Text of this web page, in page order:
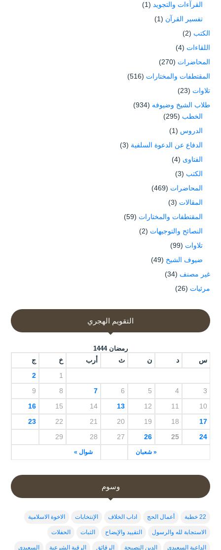
القرآءات والتجويد (1)
تفسير القرآن (1)
الكتب (2)
اللقاءات (4)
المحاضرات (270)
المقتطفات والمختارات (516)
تلاوات (23)
طلاب الشيخ وضيوفه (934)
الخطب (295)
الدروس (1)
الدفاع عن الدعوة السلفية (3)
الفتاوى (4)
الكتب (3)
المحاضرات (469)
المقالات (3)
المقتطفات والمختارات (59)
النصائح والتوجيهات (2)
تلاوات (99)
ضيوف الشيخ (49)
غير مصنف (34)
مرئيات (26)
التقويم الهجري
رمضان 1444
س د ن ث أرب خ ج
« شعبان شوال »
1
2
3
4
5
6
7
8
9
10
11
12
13
14
15
16
17
18
19
20
21
22
23
24
25
26
27
28
29
وسوم
22 خطبة أعمال الحج اداب الخلاف الإنتخابات الاخوة الاسلامية
الاستجابة لله والرسول التقييد والإيضاح الثبات الحفلات
الداعية السعيدي الدين النصيحة الرقائق الرقية الشرعية السعيدي